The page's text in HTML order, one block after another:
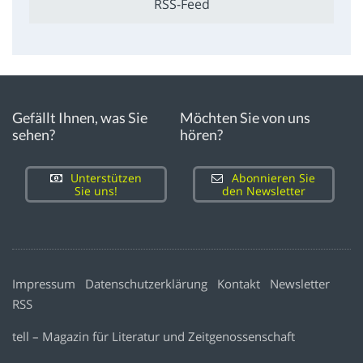
RSS-Feed
Gefällt Ihnen, was Sie
sehen?
Unterstützen
Sie uns!
Möchten Sie von uns
hören?
Abonnieren Sie
den Newsletter
Impressum Datenschutzerklärung Kontakt
Newsletter
RSS
tell – Magazin für Literatur und Zeitgenossenschaft